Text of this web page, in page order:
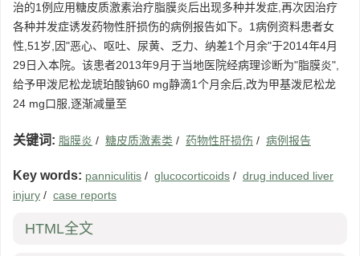
治的1例应用糖皮质激素治疗脂膜炎后出现多种并发症,再次因治疗
各种并发症诱发药物性肝损伤的病例报告如下。1病例资料患者女
性,51岁,因"恶心、呕吐、尿黄、乏力、纳差1个月余"于2014年4月
29日入本院。该患者2013年9月于当地医院经病理诊断为"脂膜炎",
给予甲泼尼松龙琥珀酸钠60 mg静滴1个月余后,改为甲基泼尼松龙
24 mg口服,逐渐减量至
关键词: 脂膜炎 / 糖皮质激素类 / 药物性肝损伤 / 病例报告
Key words: panniculitis / glucocorticoids / drug induced liver
injury / case reports
HTML全文